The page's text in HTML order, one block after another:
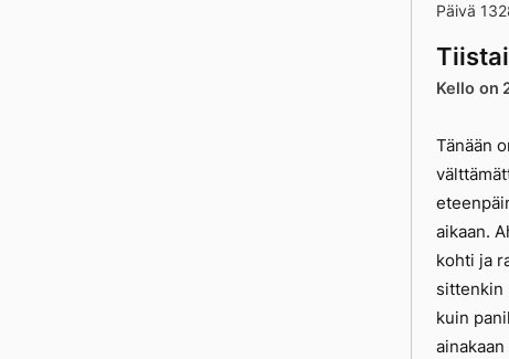
Päivä
Kello on
Tänään
aikaan.
kohti ja
sittenkin
kuin